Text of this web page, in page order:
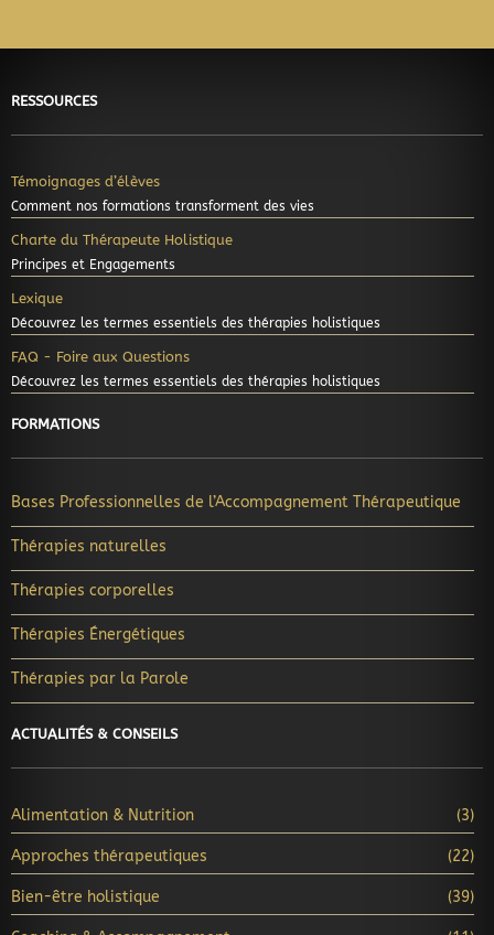
RESSOURCES
Témoignages d’élèves
Comment nos formations transforment des vies
Charte du Thérapeute Holistique
Principes et Engagements
Lexique
Découvrez les termes essentiels des thérapies holistiques
FAQ - Foire aux Questions
Découvrez les termes essentiels des thérapies holistiques
FORMATIONS
Bases Professionnelles de l’Accompagnement Thérapeutique
Thérapies naturelles
Thérapies corporelles
Thérapies Énergétiques
Thérapies par la Parole
ACTUALITÉS & CONSEILS
Alimentation & Nutrition (3)
Approches thérapeutiques (22)
Bien-être holistique (39)